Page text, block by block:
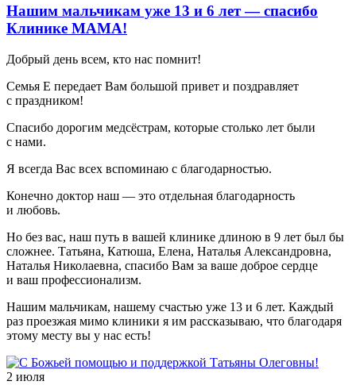
Нашим мальчикам уже 13 и 6 лет — спасибо
Клинике МАМА!
Добрый день всем, кто нас помнит!
Семья Е передает Вам большой привет и поздравляет
с праздником!
Спасибо дорогим медсёстрам, которые столько лет были
с нами.
Я всегда Вас всех вспоминаю с благодарностью.
Конечно доктор наш — это отдельная благодарность
и любовь.
Но без вас, наш путь в вашей клинике длиною в 9 лет был бы
сложнее. Татьяна, Катюша, Елена, Наталья Александровна,
Наталья Николаевна, спасибо Вам за ваше доброе сердце
и ваш профессионализм.
Нашим мальчикам, нашему счастью уже 13 и 6 лет. Каждый
раз проезжая мимо клиники я им рассказываю, что благодаря
этому месту вы у нас есть!
2 июля